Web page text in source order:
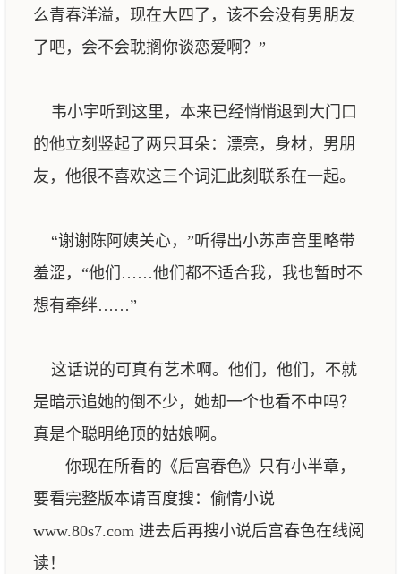
么青春洋溢，现在大四了，该不会没有男朋友
了吧，会不会耽搁你谈恋爱啊？”
韦小宇听到这里，本来已经悄悄退到大门口
的他立刻竖起了两只耳朵：漂亮，身材，男朋
友，他很不喜欢这三个词汇此刻联系在一起。
“谢谢陈阿姨关心，”听得出小苏声音里略带
羞涩，“他们……他们都不适合我，我也暂时不
想有牵绊……”
这话说的可真有艺术啊。他们，他们，不就
是暗示追她的倒不少，她却一个也看不中吗？
真是个聪明绝顶的姑娘啊。
你现在所看的《后宫春色》只有小半章，
要看完整版本请百度搜：偷情小说
www.80s7.com 进去后再搜小说后宫春色在线阅
读！